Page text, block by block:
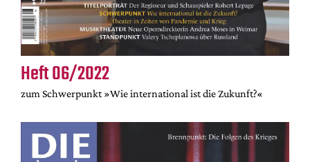
Heft 06/2022
zum Schwerpunkt »Wie international ist die Zukunft?«